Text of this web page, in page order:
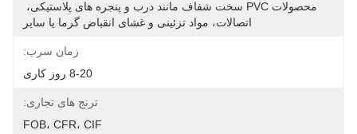
اتصالات، مواد تزئینی و غشای انقباض گرما یا سایر
زمان سرب:
8-20 روز کاری
ترنج های تجاری:
FOB، CFR، CIF